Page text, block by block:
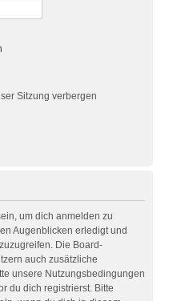
Sitzung verbergen
um dich anmelden zu
Augenblicken erledigt und
Die Board-
auch zusätzliche
unsere Nutzungsbedingungen
du dich registrierst. Bitte